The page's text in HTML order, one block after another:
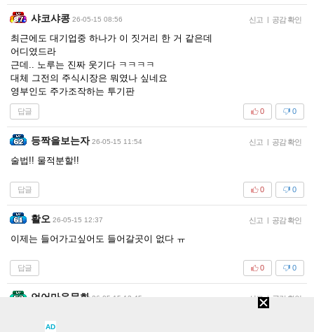
샤코샤콩 26-05-15 08:56 신고 | 공감 확인
최근에도 대기업중 하나가 이 짓거리 한 거 같은데
어디였드라
근데.. 노루는 진짜 웃기다 ㅋㅋㅋㅋ
대체 그전의 주식시장은 뭐였나 싶네요
영부인도 주가조작하는 투기판
답글 0
0
등짝을보는자 26-05-15 11:54 신고 | 공감 확인
술법!! 물적분할!!
답글 0
0
활오 26-05-15 12:37 신고 | 공감 확인
이제는 들어가고싶어도 들어갈곳이 없다 ㅠ
답글 0
0
언어마음문화 26-05-15 13:45 신고 | 공감 확인
AD